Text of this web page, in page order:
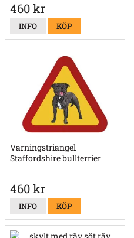
460 kr
INFO KÖP
Varningstriangel
Staffordshire bullterrier
460 kr
INFO KÖP